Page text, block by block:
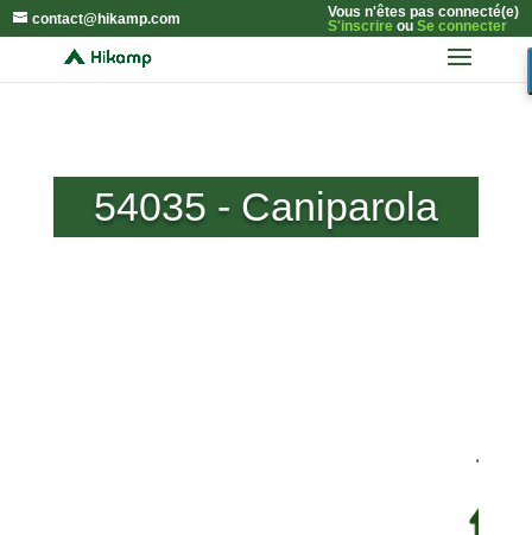
contact@hikamp.com
Vous n'êtes pas connecté(e)
S'inscrireou Se connecter
54035 - Caniparola